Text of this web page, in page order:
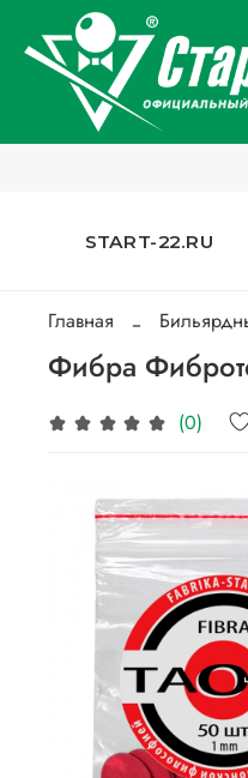
START-22.RU
Главная
Фибра
(0)